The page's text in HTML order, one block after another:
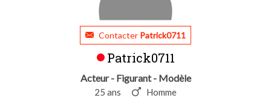
Contacter Patrick0711
Patrick0711
Acteur - Figurant - Modèle
25 ans Homme